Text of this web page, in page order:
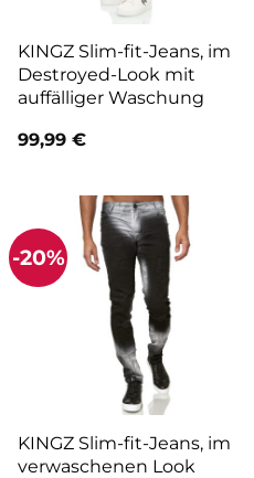
KINGZ Slim-fit-Jeans, im
Destroyed-Look mit
auffälliger Waschung
99,99 €
-20%
KINGZ Slim-fit-Jeans, im
verwaschenen Look